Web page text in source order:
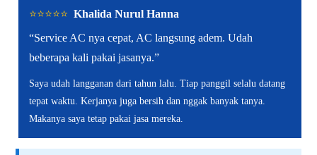
⭐️⭐️⭐️⭐️⭐️ Khalida Nurul Hanna
“Service AC nya cepat, AC langsung adem. Udah
beberapa kali pakai jasanya.”
Saya udah langganan dari tahun lalu. Tiap panggil selalu datang
tepat waktu. Kerjanya juga bersih dan nggak banyak tanya.
Makanya saya tetap pakai jasa mereka.